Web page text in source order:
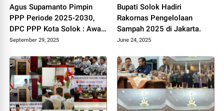
Agus Supamanto Pimpin
PPP Periode 2025-2030,
DPC PPP Kota Solok : Awal
Kebangkitan Partai Kabah
September 29, 2025
Bupati Solok Hadiri
Rakornas Pengelolaan
Sampah 2025 di Jakarta.
June 24, 2025